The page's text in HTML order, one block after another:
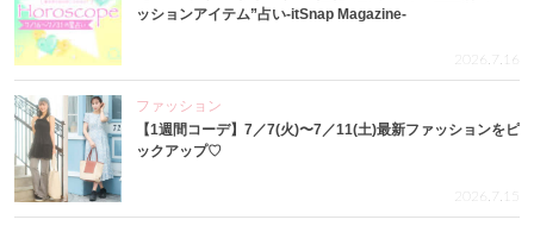
ッションアイテム”占い-itSnap Magazine-
2026.7.16
ファッション
【1週間コーデ】7／7(火)〜7／11(土)最新ファッションをピ
ックアップ♡
2026.7.15